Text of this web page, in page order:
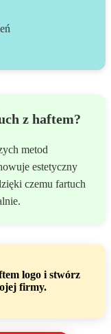
z haftem?
metod
estetyczny
czemu fartuch
logo i stwórz
firmy.